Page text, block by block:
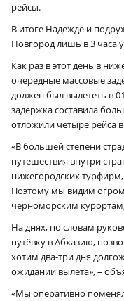
рейсы.
В итоге Надежде и
Новгород лишь в 3 часа
Как раз в этот день в
очередные массовые
должен был вылететь в
задержка составила
отложили четыре рейса
«В большей степени
путешествия внутри
нижегородских
Поэтому мы видим
черноморским
На днях, по словам
путёвку в Абхазию,
хотим два-три дня
ожидании вылета», –
«Мы оперативно